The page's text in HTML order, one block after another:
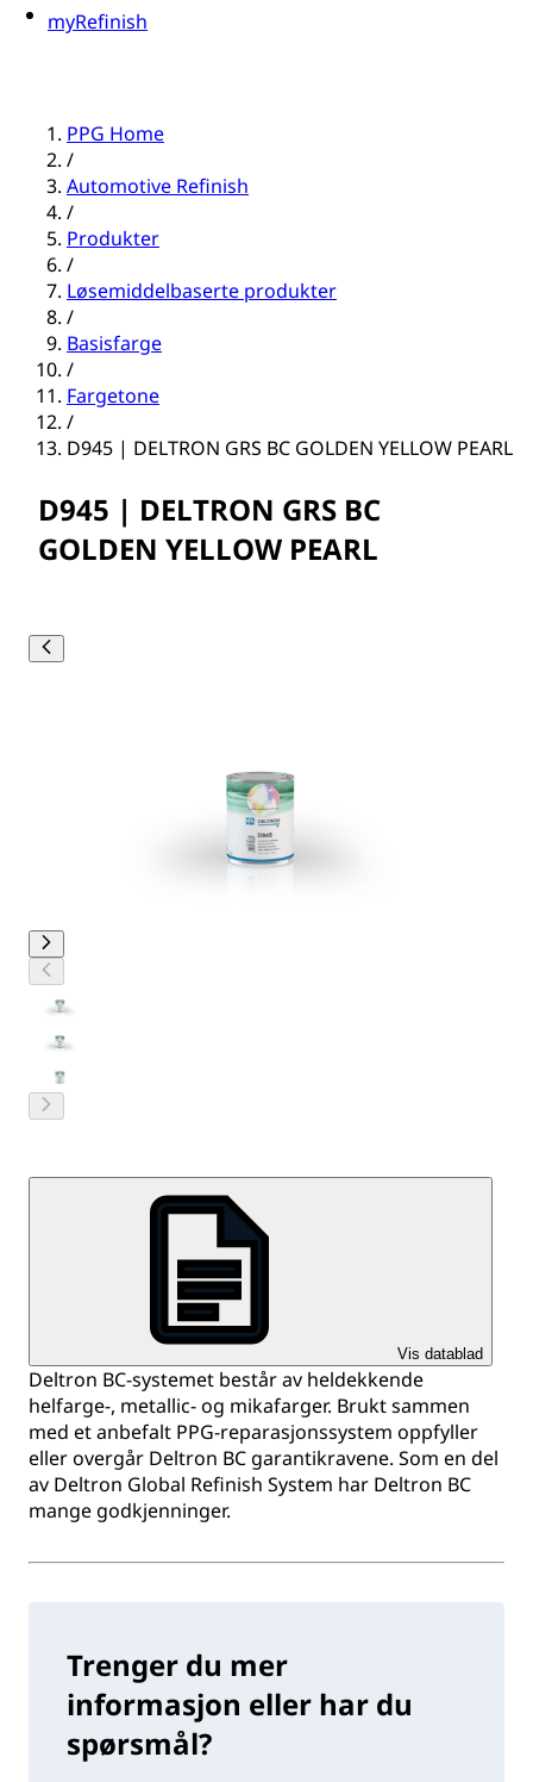
myRefinish
PPG Home
/
Automotive Refinish
/
Produkter
/
Løsemiddelbaserte produkter
/
Basisfarge
/
Fargetone
/
D945 | DELTRON GRS BC GOLDEN YELLOW PEARL
D945 | DELTRON GRS BC
GOLDEN YELLOW PEARL
Vis datablad
Deltron BC-systemet består av heldekkende
helfarge-, metallic- og mikafarger. Brukt sammen
med et anbefalt PPG-reparasjonssystem oppfyller
eller overgår Deltron BC garantikravene. Som en del
av Deltron Global Refinish System har Deltron BC
mange godkjenninger.
Trenger du mer
informasjon eller har du
spørsmål?